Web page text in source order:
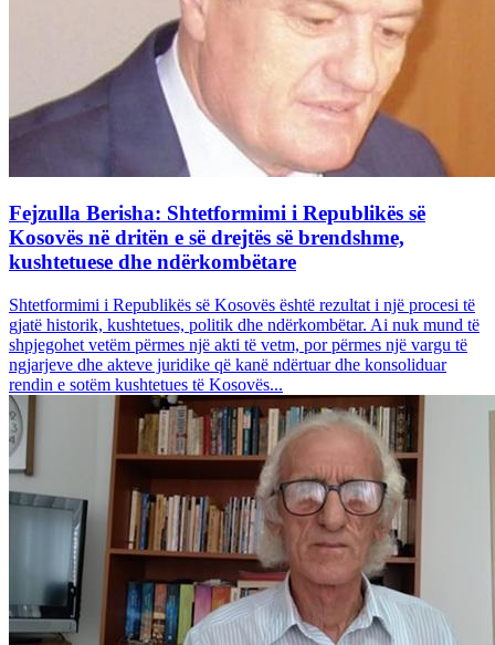
Fejzulla Berisha: Shtetformimi i Republikës së
Kosovës në dritën e së drejtës së brendshme,
kushtetuese dhe ndërkombëtare
Shtetformimi i Republikës së Kosovës është rezultat i një procesi të
gjatë historik, kushtetues, politik dhe ndërkombëtar. Ai nuk mund të
shpjegohet vetëm përmes një akti të vetm, por përmes një vargu të
ngjarjeve dhe akteve juridike që kanë ndërtuar dhe konsoliduar
rendin e sotëm kushtetues të Kosovës...